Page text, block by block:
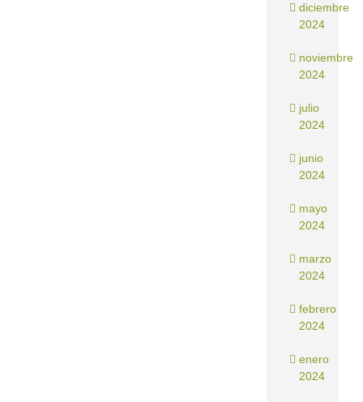
diciembre
2024
noviembre
2024
julio
2024
junio
2024
mayo
2024
marzo
2024
febrero
2024
enero
2024